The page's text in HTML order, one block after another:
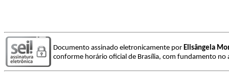
Documento assinado eletronicamente por Elisângela
conforme horário oficial de Brasília, com fundamento no